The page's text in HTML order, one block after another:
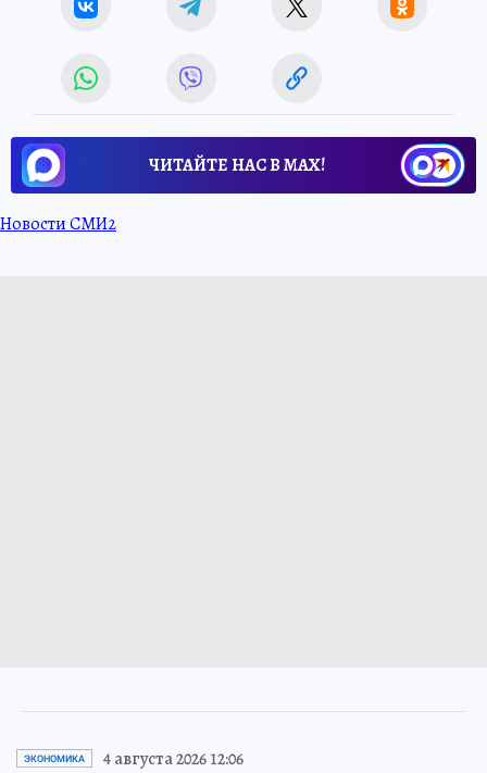
ЧИТАЙТЕ НАС В МАХ!
Новости СМИ2
ЭКОНОМИКА 4 августа 2026 12:06